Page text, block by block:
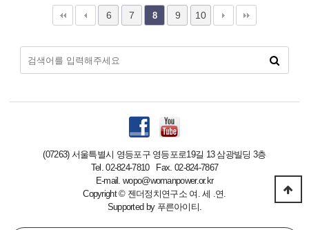
6 7 8 9 10
(07263) 서울특별시 영등포구 영등포로19길 13 삼광빌딩 3층
Tel. 02-824-7810 Fax. 02-824-7867
E-mail. wopo@womanpower.or.kr
Copyright©젠더정치연구소 여. 세 .연.
Supported by 푸른아이티.